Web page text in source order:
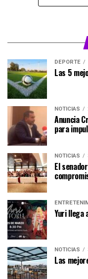
DEPORTE
Las 5
NOTICIAS
Anuncia
para
NOTICIAS
El
Yuri llega
NOTICIAS
Las